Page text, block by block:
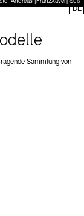
Andreas [FranzXaver] Süß
Sammlung von
DE